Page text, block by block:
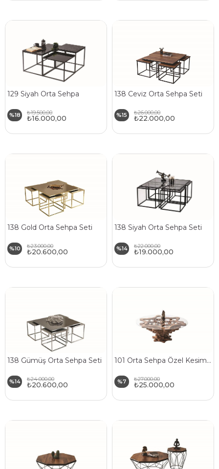
129 Siyah Orta Sehpa
%18 ₺16.000,00
₺19.500,00
138 Ceviz Orta Sehpa Seti
%15 ₺22.000,00
₺26.000,00
138 Gold Orta Sehpa Seti
%10 ₺20.600,00
₺23.000,00
138 Siyah Orta Sehpa Seti
%14 ₺19.000,00
₺22.000,00
138 Gümüş Orta Sehpa Seti
%14 ₺20.600,00
₺24.000,00
101 Orta Sehpa Özel Kesim Doğal Ahşap Gövde Cam Üst Tabla
%7 ₺25.000,00
₺27.000,00